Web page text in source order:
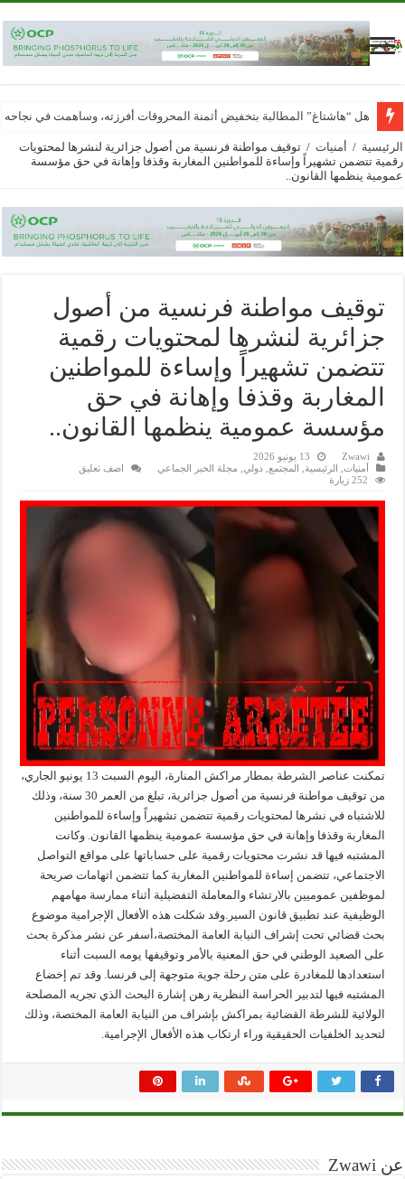
هل “هاشتاغ” المطالبة بتخفيض أثمنة المحروقات أفرزته، وساهمت في
الرئيسية / أمنيات / توقيف مواطنة فرنسية من أصول جزائرية لنشرها لمحتويات
رقمية تتضمن تشهيراً وإساءة للمواطنين المغاربة وقذفا وإهانة في حق مؤسسة
عمومية ينظمها القانون..
توقيف مواطنة فرنسية من أصول
جزائرية لنشرها لمحتويات رقمية
تتضمن تشهيراً وإساءة للمواطنين
المغاربة وقذفا وإهانة في حق
مؤسسة عمومية ينظمها القانون..
Zwawi
13 يونيو 2026
أمنيات الرئيسية المجتمع دولي مجلة الخبر الجماعي
اضف تعليق
252 زيارة
تمكنت عناصر الشرطة بمطار مراكش المنارة، اليوم السبت 13 يونيو الجاري،
من توقيف مواطنة فرنسية من أصول جزائرية، تبلغ من العمر 30 سنة، وذلك
للاشتباه في نشرها لمحتويات رقمية تتضمن تشهيراً وإساءة للمواطنين
المغاربة وقذفا وإهانة في حق مؤسسة عمومية ينظمها القانون. وكانت
المشتبه فيها قد نشرت محتويات رقمية على حساباتها على مواقع التواصل
الاجتماعي، تتضمن إساءة للمواطنين المغاربة كما تتضمن اتهامات صريحة
لموظفين عموميين بالارتشاء والمعاملة التفضيلية أثناء ممارسة مهامهم
الوظيفية عند تطبيق قانون السير.وقد شكلت هذه الأفعال الإجرامية موضوع
بحث قضائي تحت إشراف النيابة العامة المختصة،أسفر عن نشر مذكرة بحث
على الصعيد الوطني في حق المعنية بالأمر وتوقيفها يومه السبت أثناء
استعدادها للمغادرة على متن رحلة جوية متوجهة إلى فرنسا. وقد تم إخضاع
المشتبه فيها لتدبير الحراسة النظرية رهن إشارة البحث الذي تجريه المصلحة
الولائية للشرطة القضائية بمراكش بإشراف من النيابة العامة المختصة، وذلك
لتحديد الخلفيات الحقيقية وراء ارتكاب هذه الأفعال الإجرامية.
عن Zwawi